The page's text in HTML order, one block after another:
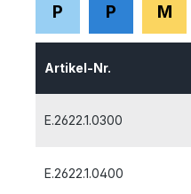
P P M
Artikel-Nr.
E.2622.1.0300
E.2622.1.0400